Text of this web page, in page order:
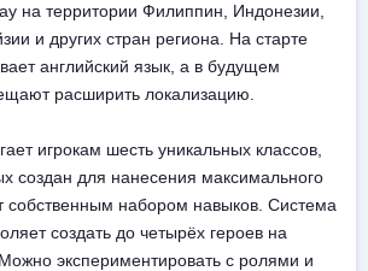
на территории Филиппин, Индонезии,
и других стран региона. На старте
английский язык, а в будущем
расширить локализацию.
игрокам шесть уникальных классов,
создан для нанесения максимального
собственным набором навыков. Система
создать до четырёх героев на
экспериментировать с ролями и